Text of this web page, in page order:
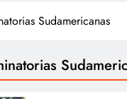
Sudamericanas